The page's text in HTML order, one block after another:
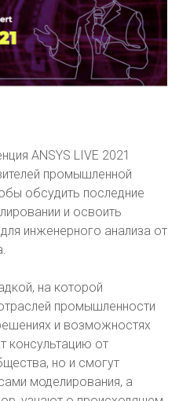
ANSYS LIVE 2021
промышленной
обсудить последние
и освоить
инженерного анализа от
на которой
промышленности
и возможностях
консультацию от
но и смогут
моделирования, а